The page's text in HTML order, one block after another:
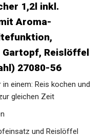
1,2l inkl.
Aroma-
Reislöffel
27080-56
einem: Reis kochen und
gleichen Zeit
und Reislöffel